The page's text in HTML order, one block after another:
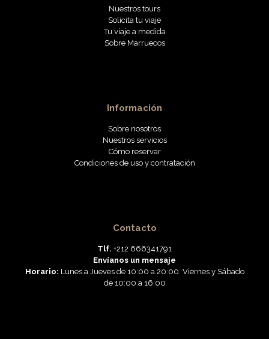
Nuestros tours
Solicita tu viaje
Tu viaje a medida
Sobre Marruecos
Información
Sobre nosotros
Nuestros servicios
Cómo reservar
Condiciones de uso y contratación
Contacto
Tlf. +212 666341791
Envíanos un mensaje
Horario: Lunes a Jueves de 10:00 a 20:00. Viernes y Sábado
de 10:00 a 16:00